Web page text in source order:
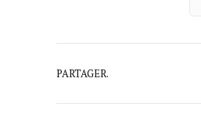
PARTAGER.